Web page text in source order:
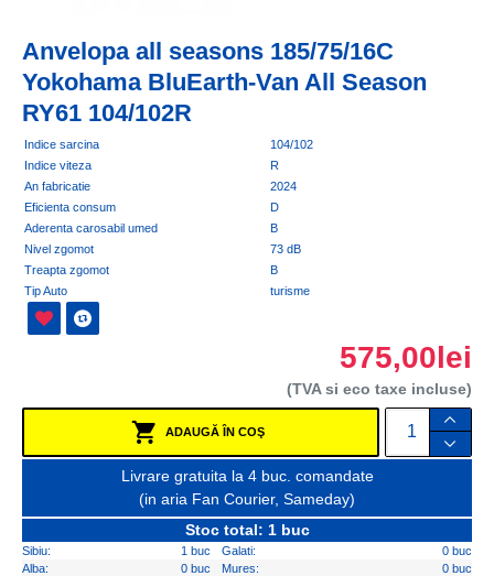
Anvelopa all seasons 185/75/16C
Yokohama BluEarth-Van All Season
RY61 104/102R
Indice sarcina
104/102
Indice viteza
R
An fabricatie
2024
Eficienta consum
D
Aderenta carosabil umed
B
Nivel zgomot
73 dB
Treapta zgomot
B
Tip Auto
turisme
575,00lei
(TVA si eco taxe incluse)
ADAUGĂ ÎN COŞ
Livrare gratuita la 4 buc. comandate
(in aria Fan Courier, Sameday)
Stoc total: 1 buc
Sibiu: 1 buc Galati:
0 buc
Alba:
0 buc Mures:
0 buc